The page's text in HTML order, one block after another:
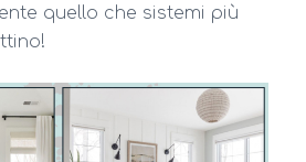
quello che sistemi più